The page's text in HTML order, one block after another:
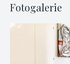
Fotogalerie